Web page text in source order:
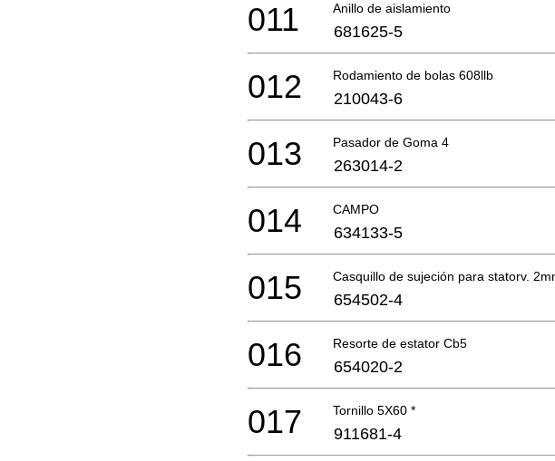
Anillo de aislamiento
011 681625-5
Rodamiento de bolas 608llb
012 210043-6
Pasador de Goma 4
013 263014-2
CAMPO
014 634133-5
Casquillo de sujeción para statorv.
015 654502-4
Resorte de estator Cb5
016 654020-2
Tornillo 5X60 *
017 911681-4